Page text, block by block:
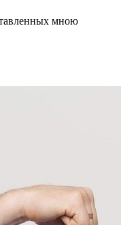
мною